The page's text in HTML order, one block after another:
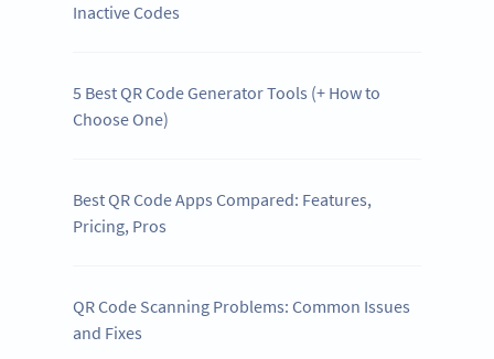
Inactive Codes
5 Best QR Code Generator Tools (+ How to
Choose One)
Best QR Code Apps Compared: Features,
Pricing, Pros
QR Code Scanning Problems: Common Issues
and Fixes